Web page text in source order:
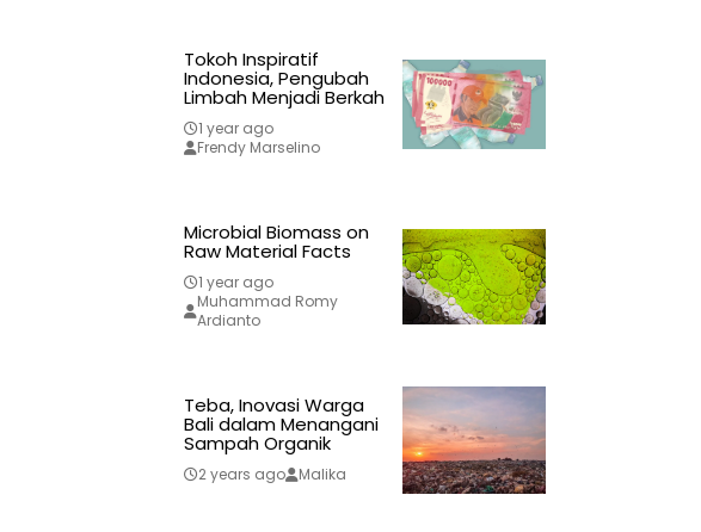
Tokoh Inspiratif
Indonesia, Pengubah
Limbah Menjadi Berkah
1 year ago
Frendy Marselino
Microbial Biomass on
Raw Material Facts
1 year ago
Muhammad Romy
Ardianto
Teba, Inovasi Warga
Bali dalam Menangani
Sampah Organik
2 years ago Malika